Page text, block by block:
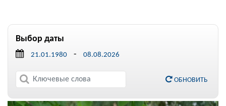
Выбор даты
-
ОБНОВИТЬ